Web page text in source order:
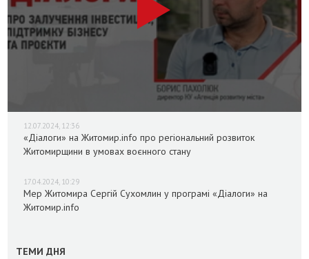
12.07.2024, 12:36
«Діалоги» на Житомир.info про регіональний розвиток
Житомирщини в умовах воєнного стану
17.04.2024, 10:29
Мер Житомира Сергій Сухомлин у програмі «Діалоги» на
Житомир.info
ТЕМИ ДНЯ